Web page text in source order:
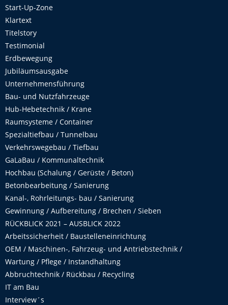
Start-Up-Zone
Klartext
Titelstory
Testimonial
Erdbewegung
Jubiläumsausgabe
Unternehmensführung
Bau- und Nutzfahrzeuge
Hub-Hebetechnik / Krane
Raumsysteme / Container
Spezialtiefbau / Tunnelbau
Verkehrswegebau / Tiefbau
GaLaBau / Kommunaltechnik
Hochbau (Schalung / Gerüste / Beton)
Betonbearbeitung / Sanierung
Kanal-, Rohrleitungs- bau / Sanierung
Gewinnung / Aufbereitung / Brechen / Sieben
RÜCKBLICK 2021 – AUSBLICK 2022
Arbeitssicherheit / Baustelleneinrichtung
OEM / Maschinen-, Fahrzeug- und Antriebstechnik /
Wartung / Pflege / Instandhaltung
Abbruchtechnik / Rückbau / Recycling
IT am Bau
Interview´s